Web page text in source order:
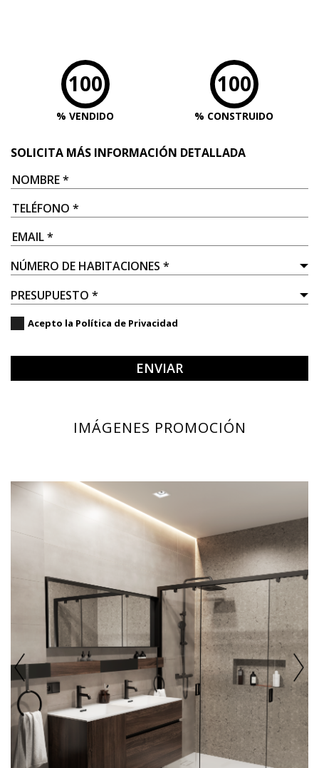
100
% VENDIDO
100
% CONSTRUIDO
SOLICITA MÁS INFORMACIÓN DETALLADA
Acepto la Política de Privacidad
ENVIAR
IMÁGENES PROMOCIÓN
Previous Next